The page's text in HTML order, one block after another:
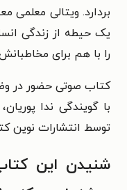
بردارد. ویتالی
یک حیطه از زندگی
را با هم برای
کتاب صوتی حضور در
با گویندگی ندا
توسط انتشارات نوین
شنیدن این